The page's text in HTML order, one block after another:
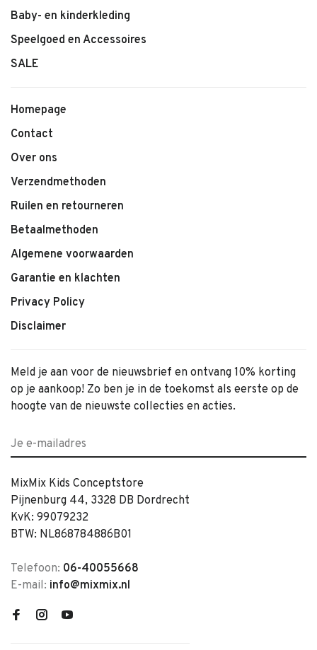
Baby- en kinderkleding
Speelgoed en Accessoires
SALE
Homepage
Contact
Over ons
Verzendmethoden
Ruilen en retourneren
Betaalmethoden
Algemene voorwaarden
Garantie en klachten
Privacy Policy
Disclaimer
Meld je aan voor de nieuwsbrief en ontvang 10% korting
op je aankoop! Zo ben je in de toekomst als eerste op de
hoogte van de nieuwste collecties en acties.
MixMix Kids Conceptstore
Pijnenburg 44, 3328 DB Dordrecht
KvK: 99079232
BTW: NL868784886B01
Telefoon: 06-40055668
E-mail: info@mixmix.nl